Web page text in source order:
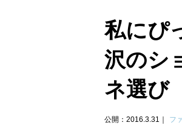
私にぴ
沢のシ
ネ選び
公開：2016.3.31 フ